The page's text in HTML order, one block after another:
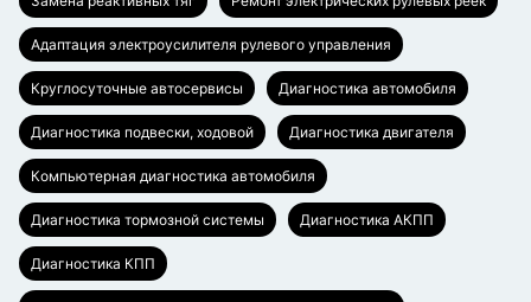
Адаптация электроусилителя рулевого управления
Круглосуточные автосервисы Диагностика автомобиля
Диагностика подвески, ходовой Диагностика двигателя
Компьютерная диагностика автомобиля
Диагностика тормозной системы Диагностика АКПП
Диагностика КПП